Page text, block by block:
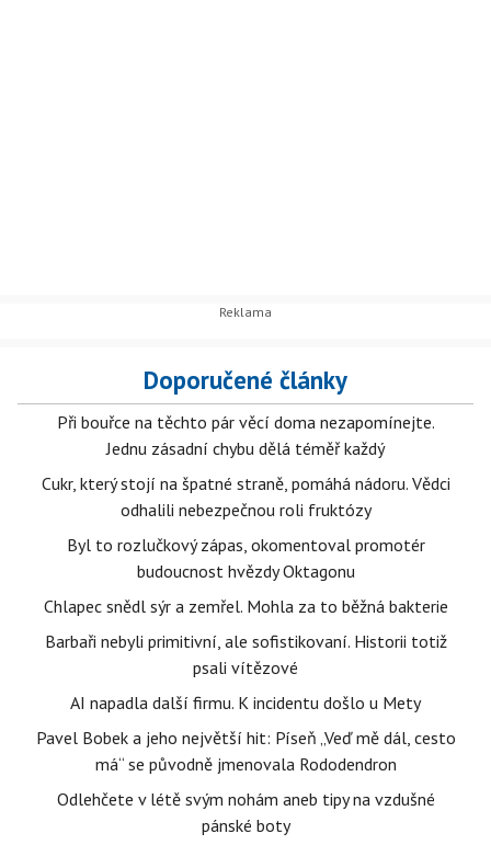
Doporučené články
Při bouřce na těchto pár věcí doma nezapomínejte.
Jednu zásadní chybu dělá téměř každý
Cukr, který stojí na špatné straně, pomáhá nádoru. Vědci
odhalili nebezpečnou roli fruktózy
Byl to rozlučkový zápas, okomentoval promotér
budoucnost hvězdy Oktagonu
Chlapec snědl sýr a zemřel. Mohla za to běžná bakterie
Barbaři nebyli primitivní, ale sofistikovaní. Historii totiž
psali vítězové
AI napadla další firmu. K incidentu došlo u Mety
Pavel Bobek a jeho největší hit: Píseň „Veď mě dál, cesto
má“ se původně jmenovala Rododendron
Odlehčete v létě svým nohám aneb tipy na vzdušné
pánské boty